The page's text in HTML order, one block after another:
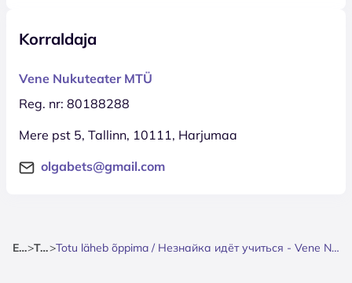
Korraldaja
Vene Nukuteater MTÜ
Reg. nr: 80188288
Mere pst 5, Tallinn, 10111, Harjumaa
olgabets@gmail.com
Esileht> Teater> Totu läheb õppima / Незнайка идёт учиться - Vene Nukuteater / Русский кукольный театр - Esietendus